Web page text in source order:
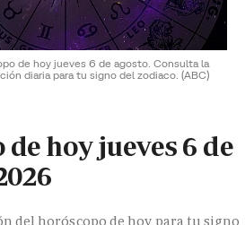
de hoy jueves 6 de agosto. Consulta la
diaria para tu signo del zodiaco. (ABC)
hoy jueves 6 de
del horóscopo de hoy para tu signo